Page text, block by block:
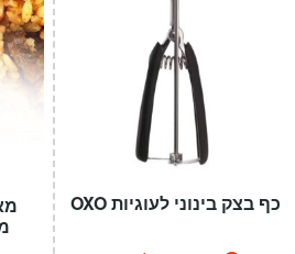
כף בצק בינוני לעוגיות OXO